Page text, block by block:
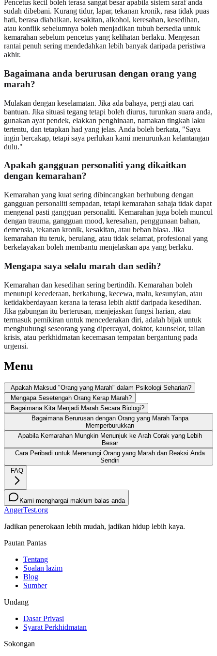
Pencetus kecil boleh terasa sangat besar apabila sistem saraf anda
sudah dibebani. Kurang tidur, lapar, tekanan kronik, rasa tidak puas
hati, berasa diabaikan, kesakitan, alkohol, keresahan, kesedihan,
atau konflik sebelumnya boleh menjadikan tubuh bersedia untuk
kemarahan sebelum pencetus yang kelihatan berlaku. Mengesan
rantai penuh sering mendedahkan lebih banyak daripada peristiwa
akhir.
Bagaimana anda berurusan dengan orang yang
marah?
Mulakan dengan keselamatan. Jika ada bahaya, pergi atau cari
bantuan. Jika situasi tegang tetapi boleh diurus, turunkan suara anda,
gunakan ayat pendek, elakkan penghinaan, namakan tingkah laku
tertentu, dan tetapkan had yang jelas. Anda boleh berkata, "Saya
ingin bercakap, tetapi saya perlukan kami menurunkan kelantangan
dulu."
Apakah gangguan personaliti yang dikaitkan
dengan kemarahan?
Kemarahan yang kuat sering dibincangkan berhubung dengan
gangguan personaliti sempadan, tetapi kemarahan sahaja tidak dapat
mengenal pasti gangguan personaliti. Kemarahan juga boleh muncul
dengan trauma, gangguan mood, keresahan, penggunaan bahan,
demensia, tekanan kronik, kesakitan, atau beban biasa. Jika
kemarahan itu teruk, berulang, atau tidak selamat, profesional yang
berkelayakan boleh membantu menjelaskan apa yang berlaku.
Mengapa saya selalu marah dan sedih?
Kemarahan dan kesedihan sering bertindih. Kemarahan boleh
menutupi kecederaan, berkabung, kecewa, malu, kesunyian, atau
ketidakberdayaan kerana ia terasa lebih aktif daripada kesedihan.
Jika gabungan itu berterusan, menjejaskan fungsi harian, atau
termasuk pemikiran untuk mencederakan diri, adalah bijak untuk
menghubungi seseorang yang dipercayai, doktor, kaunselor, talian
krisis, atau perkhidmatan kecemasan tempatan bergantung pada
urgensi.
Menu
Apakah Maksud "Orang yang Marah" dalam Psikologi Seharian?
Mengapa Sesetengah Orang Kerap Marah?
Bagaimana Kita Menjadi Marah Secara Biologi?
Bagaimana Berurusan dengan Orang yang Marah Tanpa
Memperburukkan
Apabila Kemarahan Mungkin Menunjuk ke Arah Corak yang Lebih
Besar
Cara Peribadi untuk Merenungi Orang yang Marah dan Reaksi Anda
Sendiri
FAQ
Kami menghargai maklum balas anda
AngerTest.org
Jadikan penerokaan lebih mudah, jadikan hidup lebih kaya.
Pautan Pantas
Tentang
Soalan lazim
Blog
Sumber
Undang
Dasar Privasi
Syarat Perkhidmatan
Sokongan